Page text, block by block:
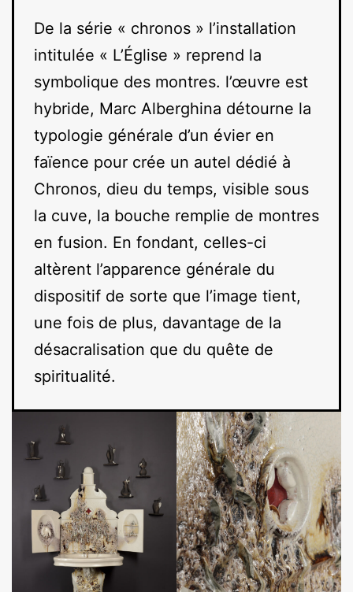
De la série « chronos » l’installation
intitulée « L’Église » reprend la
symbolique des montres. l’œuvre est
hybride, Marc Alberghina détourne la
typologie générale d’un évier en
faïence pour crée un autel dédié à
Chronos, dieu du temps, visible sous
la cuve, la bouche remplie de montres
en fusion. En fondant, celles-ci
altèrent l’apparence générale du
dispositif de sorte que l’image tient,
une fois de plus, davantage de la
désacralisation que du quête de
spiritualité.